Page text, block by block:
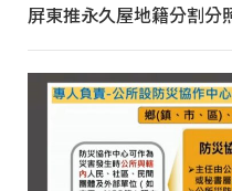
屏東推永久屋地籍分割分